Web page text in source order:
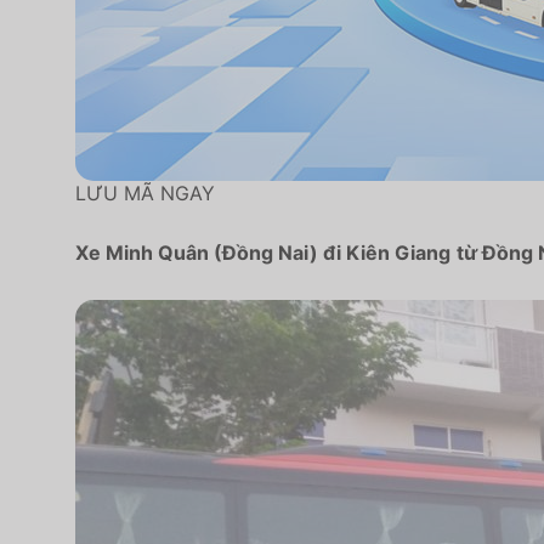
LƯU MÃ NGAY
Xe Minh Quân (Đồng Nai) đi Kiên Giang từ Đồng